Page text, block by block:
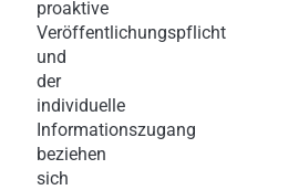
proaktive
Veröffentlichungspflicht
und
der
individuelle
Informationszugang
beziehen
sich